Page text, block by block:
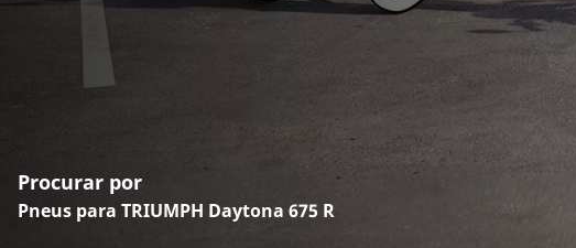
Procurar por
Pneus para TRIUMPH Daytona 675 R